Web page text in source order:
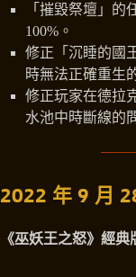
「摧毀祭壇」的
100%。
修正「沉睡的國
時無法正確重生
修正玩家在德拉
水池中時斷線的
2022 年 9 月
《巫妖王之怒》經典